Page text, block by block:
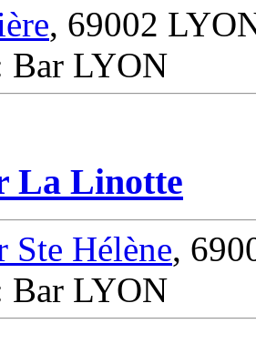
, 69002
Bar LYON
La Linotte
Ste Hélène,
Bar LYON